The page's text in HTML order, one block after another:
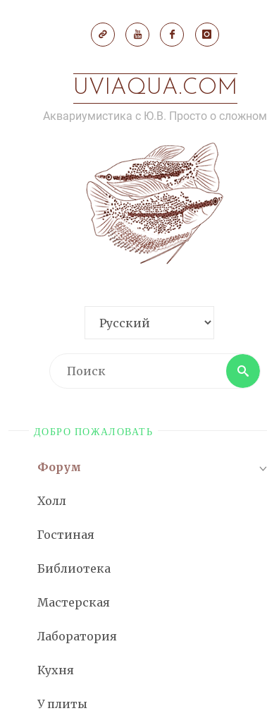
UVIAQUA.COM
Аквариумистика с Ю.В. Просто о сложном
Поиск
ДОБРО ПОЖАЛОВАТЬ
Форум
Холл
Гостиная
Библиотека
Мастерская
Лаборатория
Кухня
У плиты